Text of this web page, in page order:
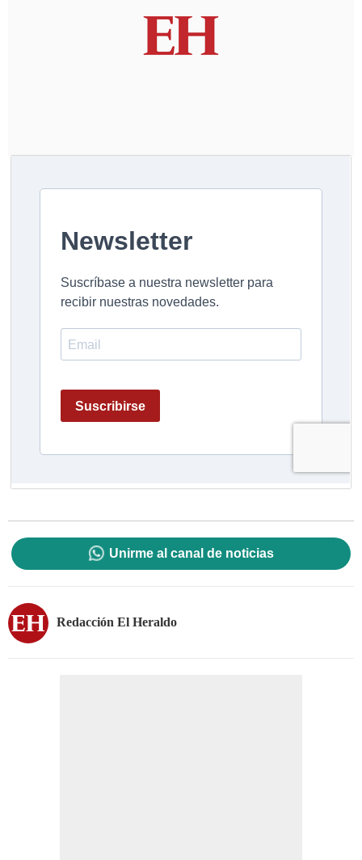
Unirme al canal de noticias
Redacción El Heraldo